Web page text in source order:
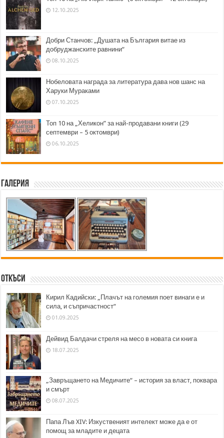
12.10.2025
Добри Станчов: „Душата на България витае из
добруджанските равнини“
08.10.2025
Нобеловата награда за литература дава нов шанс на
Харуки Мураками
07.10.2025
Топ 10 на „Хеликон” за най-продавани книги (29
септември – 5 октомври)
06.10.2025
Галерия
Откъси
Кирил Кадийски: „Плачът на големия поет винаги е и
сила, и съпричастност“
01.09.2025
Дейвид Балдачи стреля на месо в новата си книга
18.07.2025
„Завръщането на Медичите“ – история за власт, поквара
и смърт
08.07.2025
Папа Лъв XIV: Изкуственият интелект може да е от
помощ за младите и децата